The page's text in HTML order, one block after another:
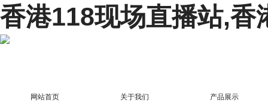
香港118现场直播站,香
网站首页 关于我们 产品展示